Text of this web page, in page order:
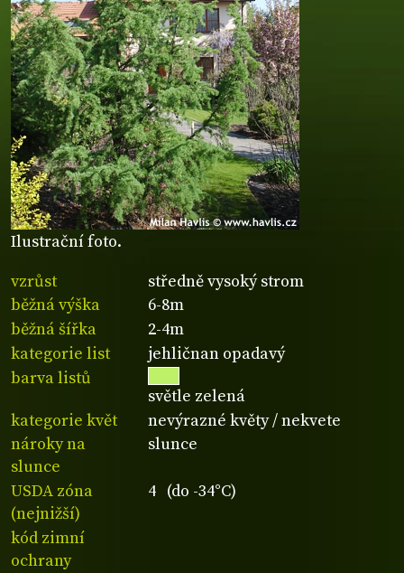
Ilustrační foto.
vzrůst
středně vysoký strom
běžná výška
6-8m
běžná šířka
2-4m
kategorie list
jehličnan opadavý
barva listů
světle zelená
kategorie květ
nevýrazné květy / nekvete
nároky na
slunce
slunce
USDA zóna
(nejnižší)
4 (do -34°C)
kód zimní
ochrany